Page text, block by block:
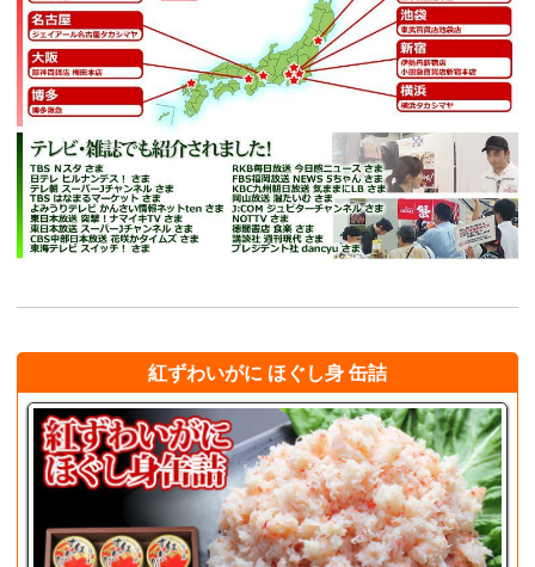
紅ずわいがに ほぐし身 缶詰